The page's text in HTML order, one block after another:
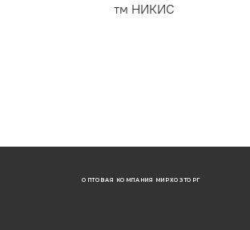
тм НИКИС
ОПТОВАЯ КОМПАНИЯ МИРХОЗТОРГ